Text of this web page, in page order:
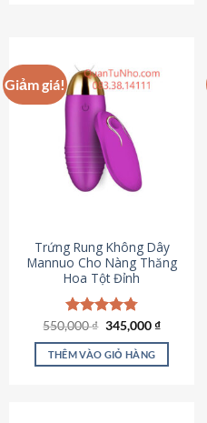
Giảm giá!
Trứng Rung Không Dây
Mannuo Cho Nàng Thăng
Hoa Tột Đỉnh
Được xếp
hạng4.81
5 sao
550,000₫ Giá
là:
550,000 ₫.
345,000₫Giá
tại
THÊM VÀO GIỎ HÀNG